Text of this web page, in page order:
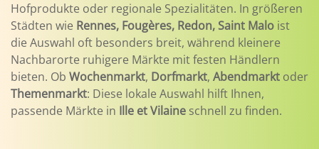
Hofprodukte oder regionale Spezialitäten. In größeren
Städten wie Rennes, Fougères, Redon, Saint Malo ist
die Auswahl oft besonders breit, während kleinere
Nachbarorte ruhigere Märkte mit festen Händlern
bieten. Ob Wochenmarkt, Dorfmarkt, Abendmarkt oder
Themenmarkt: Diese lokale Auswahl hilft Ihnen,
passende Märkte in Ille et Vilaine schnell zu finden.